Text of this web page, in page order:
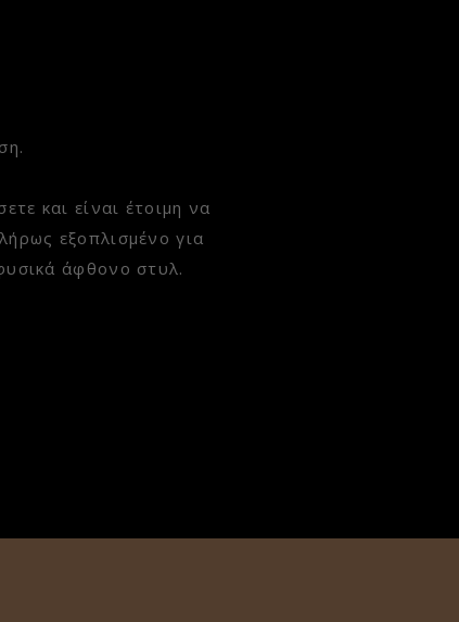
και είναι έτοιμη να
εξοπλισμένο για
άφθονο στυλ.